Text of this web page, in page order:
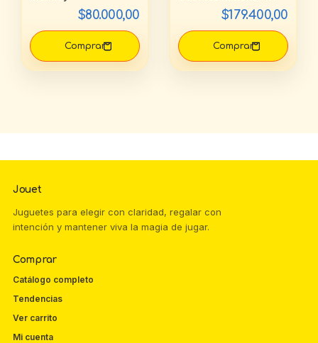
$80.000,00
Gato Interactivo
$179.400,00
Jouet
Juguetes para elegir con claridad, regalar con
intención y mantener viva la magia de jugar.
Comprar
Catálogo completo
Tendencias
Ver carrito
Mi cuenta